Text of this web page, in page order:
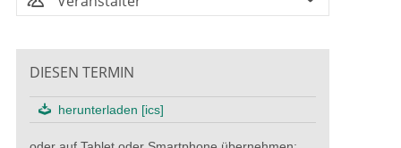
DIESEN TERMIN
herunterladen [ics]